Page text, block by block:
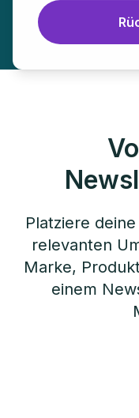
Platziere
relevanten
Marke,
einem